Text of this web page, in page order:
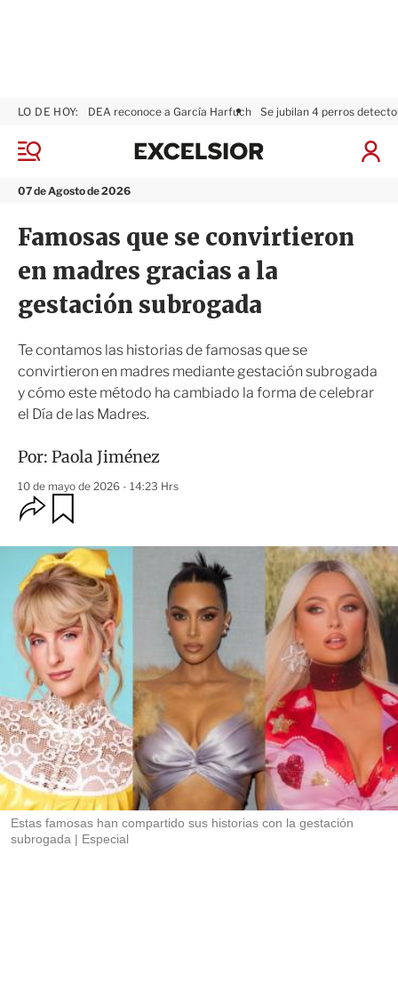
M
n
07 de Agosto de 2026
LO DE HOY: DEA reconoce a García Harfuch Se jubilan 4 perros
I
x
s
i
r
Famosas que se convirtieron
en madres gracias a la
gestación subrogada
Te contamos las historias de famosas que se
convirtieron en madres mediante gestación subrogada
y cómo este método ha cambiado la forma de celebrar
el Día de las Madres.
Por: Paola Jiménez
10 de mayo de 2026 - 14:23 Hrs
O
p
i
o
n
e
s
d
e
c
o
m
p
a
r
t
i
r
r
d
a
r
Estas famosas han compartido sus historias con la gestación
subrogada
Especial